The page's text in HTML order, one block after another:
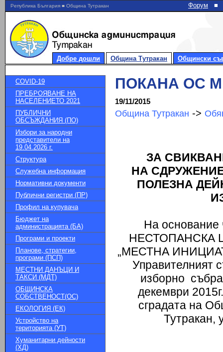
Република България ■ Община Тутракан Форум ■
Добре дошли Община Тутракан Общински
COVID-19
ПРЕБРОЯВАНЕ НА
НАСЕЛЕНИЕТО 2021
ПУБЛИЧНИ
ОБСЪЖДАНИЯ (ПО)
Избори за народни
представители на
19.04.2026 г.
Структура
Служебна информация
Нормативни документи
Публични регистри (ПР)
Профил на купувача
Бюджет на
администрацията (БА)
Програми и проекти
Планове, стратегии,
програми (ПСП)
МЕСТНИ ДАНЪЦИ И
ТАКСИ (МДТ)
ОБЩИНСКА
СОБСТВЕНОСТ(ОС)
ЕКОЛОГИЯ (ЕК)
Устройство на
територията (УТ)
Хуманитарни дейности
(ХД)
ПОКАНА ОС
19/11/2015
Община Тутракан ->
ЗА
НА
ПОЛЕЗНА
На
НЕСТОПАНСКА
„МЕСТНА
Управителният
изборно
декември
сградата на
Тутракан,